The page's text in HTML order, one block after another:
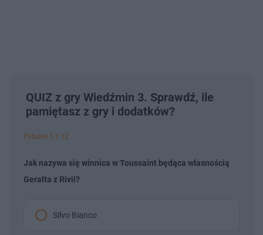
QUIZ z gry Wiedźmin 3. Sprawdź, ile
pamiętasz z gry i dodatków?
Pytanie 1 z 12
Jak nazywa się winnica w Toussaint będąca własnością
Geralta z Rivii?
Silvo Bianco